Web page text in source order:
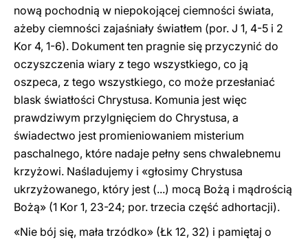
nową pochodnią w niepokojącej ciemności świata,
ażeby ciemności zajaśniały światłem (por. J 1, 4-5 i 2
Kor 4, 1-6). Dokument ten pragnie się przyczynić do
oczyszczenia wiary z tego wszystkiego, co ją
oszpeca, z tego wszystkiego, co może przesłaniać
blask światłości Chrystusa. Komunia jest więc
prawdziwym przylgnięciem do Chrystusa, a
świadectwo jest promieniowaniem misterium
paschalnego, które nadaje pełny sens chwalebnemu
krzyżowi. Naśladujemy i «głosimy Chrystusa
ukrzyżowanego, który jest (...) mocą Bożą i mądrością
Bożą» (1 Kor 1, 23-24; por. trzecia część adhortacji).
«Nie bój się, mała trzódko» (Łk 12, 32) i pamiętaj o